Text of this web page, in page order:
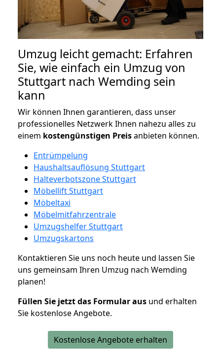
Umzug leicht gemacht: Erfahren
Sie, wie einfach ein Umzug von
Stuttgart nach Wemding sein
kann
Wir können Ihnen garantieren, dass unser
professionelles Netzwerk Ihnen nahezu alles zu
einem kostengünstigen Preisanbieten können.
Entrümpelung
Haushaltsauflösung Stuttgart
Halteverbotszone Stuttgart
Möbellift Stuttgart
Möbeltaxi
Möbelmitfahrzentrale
Umzugshelfer Stuttgart
Umzugskartons
Kontaktieren Sie uns noch heute und lassen Sie
uns gemeinsam Ihren Umzug nach Wemding
planen!
Füllen Sie jetzt das Formular aus und erhalten
Sie kostenlose Angebote.
Kostenlose Angebote erhalten